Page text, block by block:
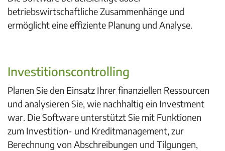
betriebswirtschaftliche Zusammenhänge und
ermöglicht eine effiziente Planung und Analyse.
Investitionscontrolling
Planen Sie den Einsatz Ihrer finanziellen Ressourcen
und analysieren Sie, wie nachhaltig ein Investment
war. Die Software unterstützt Sie mit Funktionen
zum Investition- und Kreditmanagement, zur
Berechnung von Abschreibungen und Tilgungen,